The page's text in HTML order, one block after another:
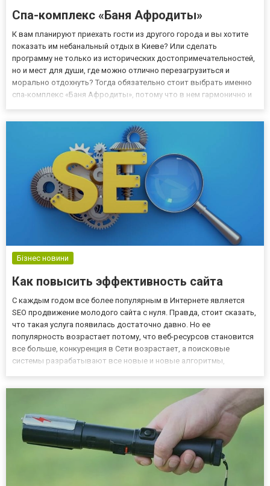
Спа-комплекс «Баня Афродиты»
К вам планируют приехать гости из другого города и вы хотите
показать им небанальный отдых в Киеве? Или сделать
программу не только из исторических достопримечательностей,
но и мест для души, где можно отлично перезагрузиться и
морально отдохнуть? Тогда обязательно стоит выбрать именно
спа-комплекс «Баня Афродиты», потому что в нем гармонично и
Бізнес новини
Как повысить эффективность сайта
С каждым годом все более популярным в Интернете является
SEO продвижение молодого сайта с нуля. Правда, стоит сказать,
что такая услуга появилась достаточно давно. Но ее
популярность возрастает потому, что веб-ресурсов становится
все больше, конкуренция в Сети возрастает, а поисковые
системы разрабатывают все новые и новые алгоритмы,